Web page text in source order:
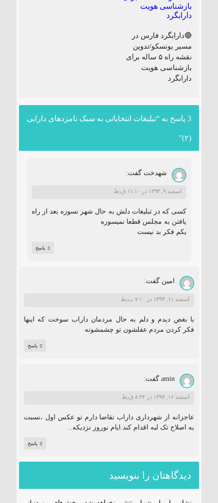
🔴دارابگرد فارس در
مسیر یونسکو/تدوین
نقشه راه ۵ ساله برای
بازشناسی هویت
دارابگرد
3 پاسخ به “تبلیغات انتخاباتی به سبک نامزدهای دارابی
(۲)”
شهدخت گفت:
اسفند ۹, ۱۳۹۴ در ۱۱:۱۰ ق٫ظ
کسی که در تبلیغات دلش به حال شهر نسوزه بعد از راه
یافتن به مجلس قطعا نمیسوزه
یکم فکر بد نیست
پاسخ
امین گفت:
اسفند ۱۱, ۱۳۹۴ در ۷:۱۰ ب٫ظ
با بغض دیدم و دلم به حال مردمان داراب سوخت که اینها
فکر کردن مردم عقلشون تو چشمشونه
پاسخ
amin گفت:
اسفند ۱۶, ۱۳۹۴ در ۸:۴۴ ق٫ظ
عاجزانه از شهرداری داراب تقاضا دارم تو عکس اول ،نسبت
به اصلاح تک لبه اقدام کند.ایام نوروز نزدیکه..
پاسخ
دیدگاهتان را بنویسید